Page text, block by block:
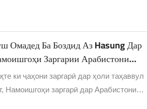
Омадед Ба Боздид Аз Hasung Дар
Заргарии Арабистони
18-20 Декабри Соли 2024
ки ҷаҳони заргарӣ дар ҳоли таҳаввул
Намоишгоҳи заргарӣ дар Арабистони